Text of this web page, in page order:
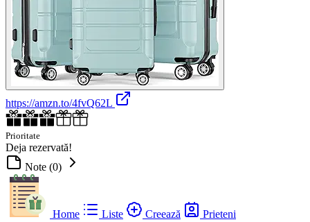
https://amzn.to/4fvQ62L
Prioritate
Deja rezervată!
Note (0)
Home Liste Creează
Prieteni